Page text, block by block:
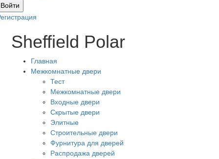
Войти
Sheffield Polar
Главная
Межкомнатные двери
Тест
Межкомнатные двери
Входные двери
Скрытые двери
Элитные
Строительные двери
Фурнитура для дверей
Распродажа дверей